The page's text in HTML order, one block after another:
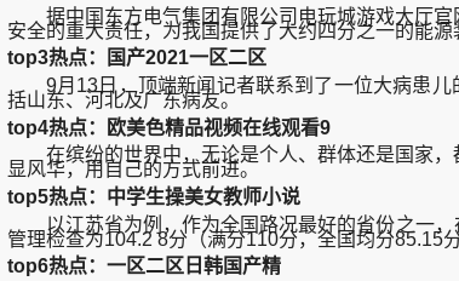
据中国东方电气集团有限公司电玩城游戏大厅官
安全的重大责任，为我国提供了大约四分之一的能
top3热点：国产2021一区二区
9月13日，顶端新闻记者联系到了一位大病患儿的
括山东、河北及广东病友。
top4热点：欧美色精品视频在线观看9
在缤纷的世界中，无论是个人、群体还是国家，
显风华，用自己的方式前进。
top5热点：中学生操美女教师小说
以江苏省为例，作为全国路况最好的省份之一，在
管理检查为104.2 8分（满分110分，全国均分85.15
top6热点：一区二区日韩国产精